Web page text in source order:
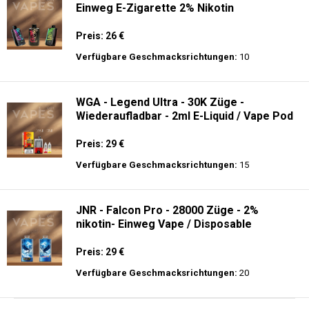
Einweg E-Zigarette 2% Nikotin
Preis: 26 €
Verfügbare Geschmacksrichtungen: 10
WGA - Legend Ultra - 30K Züge -
Wiederaufladbar - 2ml E-Liquid / Vape Pod
Preis: 29 €
Verfügbare Geschmacksrichtungen: 15
JNR - Falcon Pro - 28000 Züge - 2%
nikotin- Einweg Vape / Disposable
Preis: 29 €
Verfügbare Geschmacksrichtungen: 20